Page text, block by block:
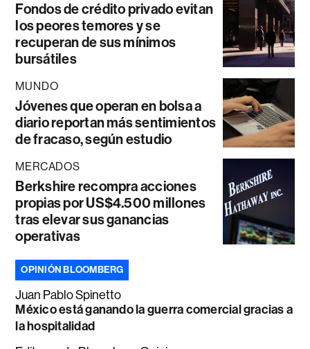
Fondos de crédito privado evitan
los peores temores y se
recuperan de sus mínimos
bursátiles
MUNDO
Jóvenes que operan en bolsa a
diario reportan más sentimientos
de fracaso, según estudio
MERCADOS
Berkshire recompra acciones
propias por US$4.500 millones
tras elevar sus ganancias
operativas
OPINIÓN BLOOMBERG
Juan Pablo Spinetto
México está ganando la guerra comercial gracias a
la hospitalidad